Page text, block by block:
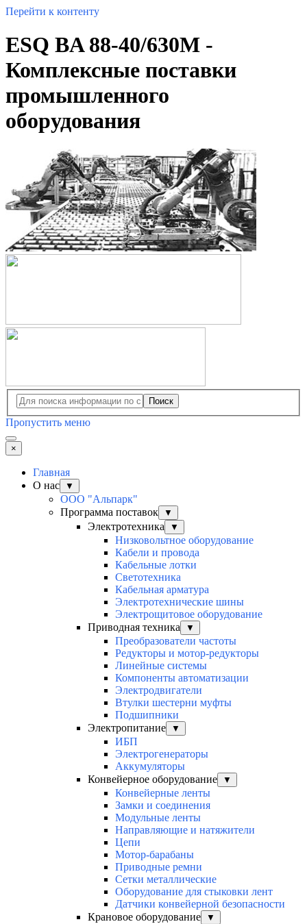
Перейти к контенту
ESQ BA 88-40/630М -
Комплексные поставки
промышленного
оборудования
Поиск
Пропустить меню
×
Главная
О нас
▼
ООО "Альпарк"
Программа поставок
▼
Электротехника ▼
Низковольтное оборудование
Кабели и провода
Кабельные лотки
Светотехника
Кабельная арматура
Электротехнические шины
Электрощитовое оборудование
Приводная техника
▼
Преобразователи частоты
Редукторы и мотор-редукторы
Линейные системы
Компоненты автоматизации
Электродвигатели
Втулки шестерни муфты
Подшипники
Электропитание
▼
ИБП
Электрогенераторы
Аккумуляторы
Конвейерное оборудование
▼
Конвейерные ленты
Замки и соединения
Модульные ленты
Направляющие и натяжители
Цепи
Мотор-барабаны
Приводные ремни
Сетки металлические
Оборудование для стыковки лент
Датчики конвейерной безопасности
Крановое оборудование
▼